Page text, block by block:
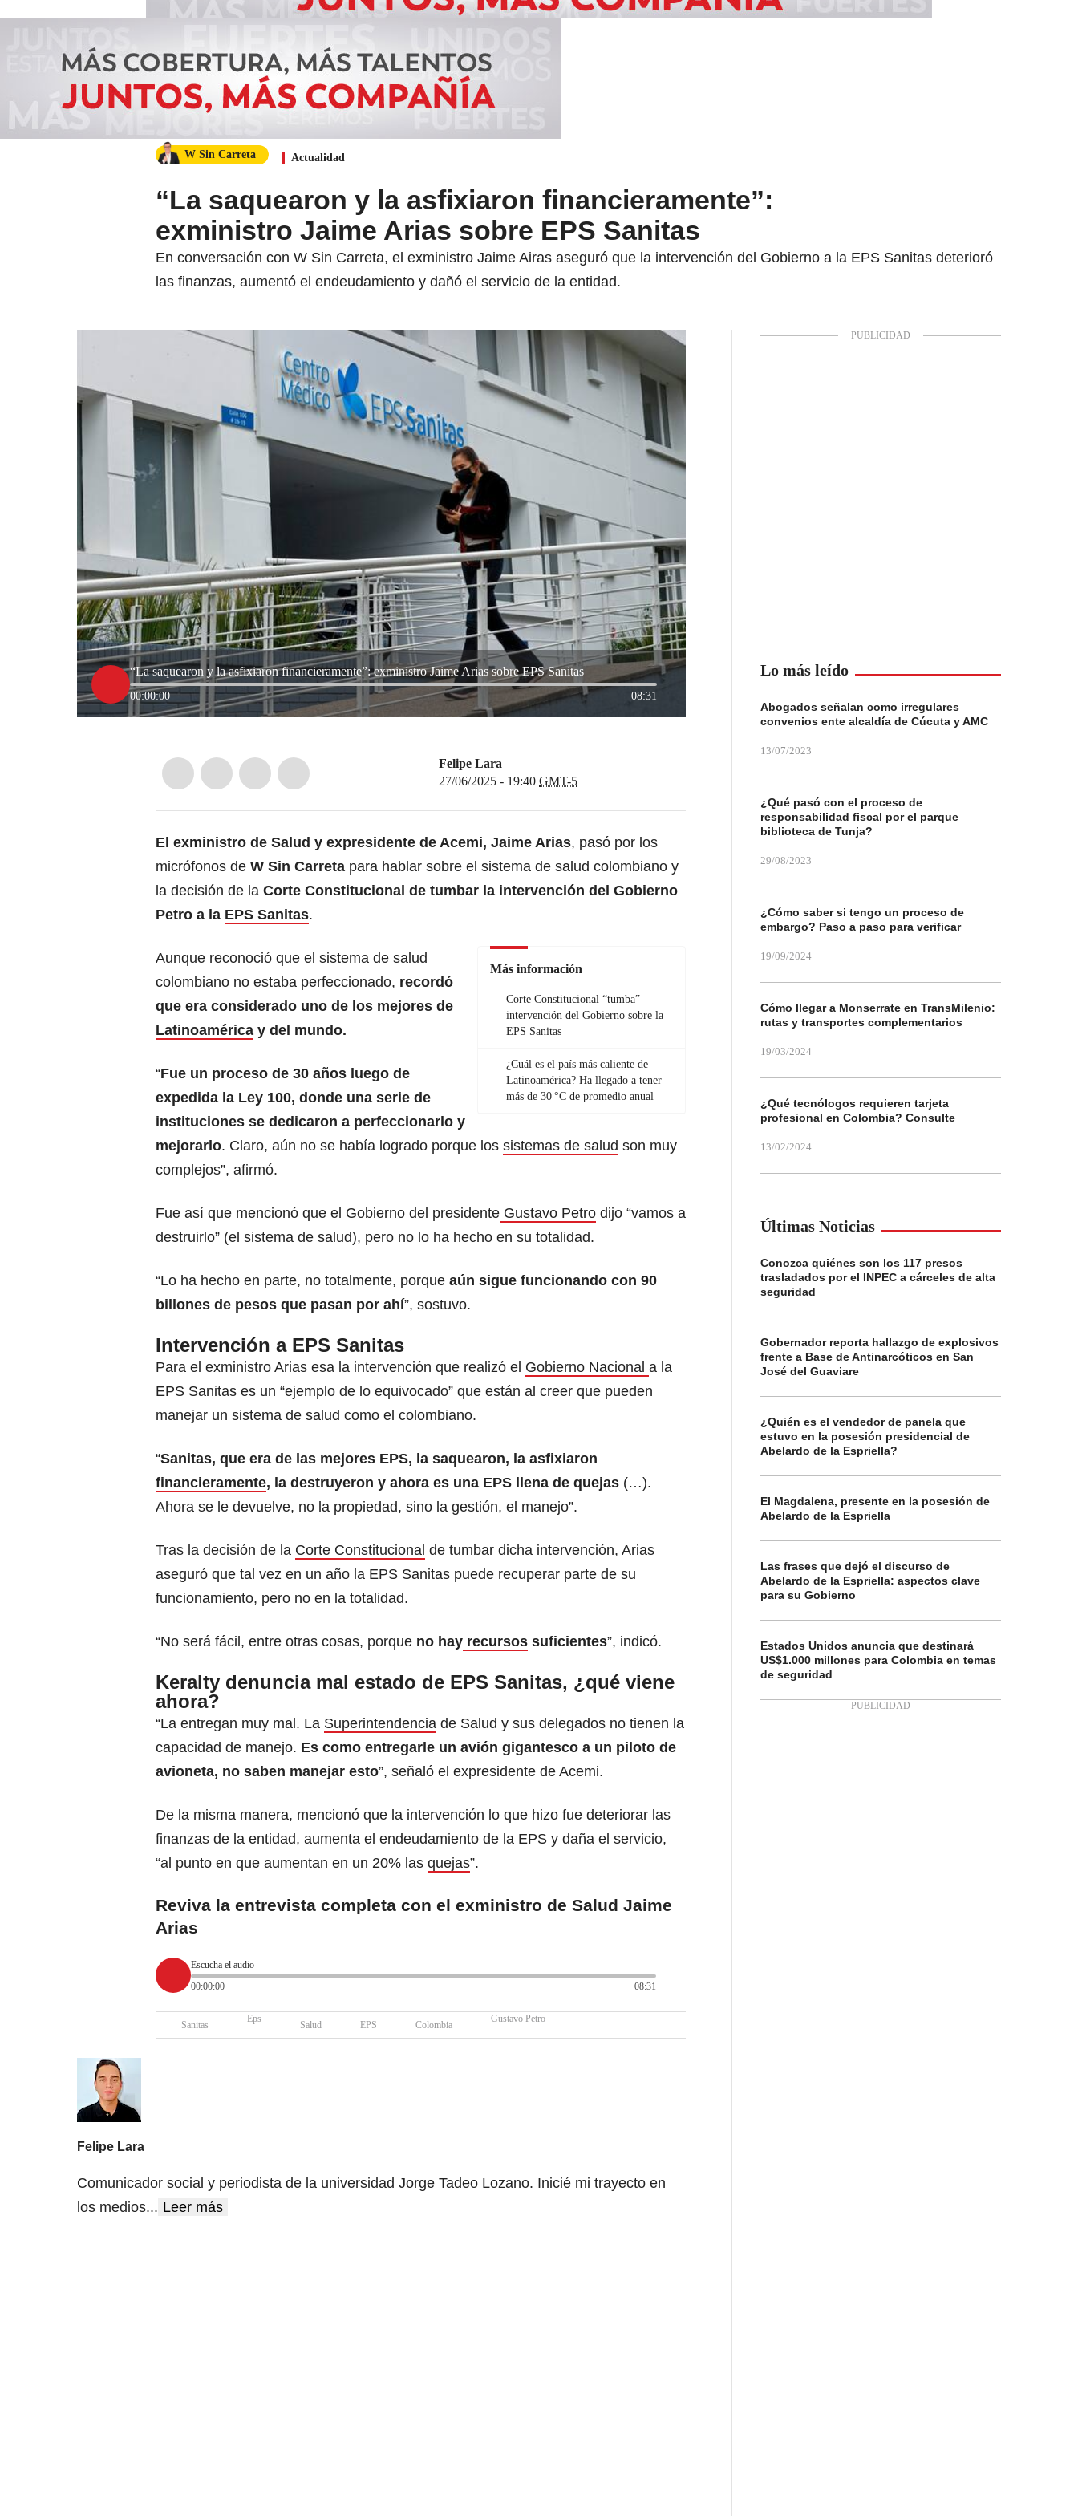
W Sin Carreta Actualidad
“La saquearon y la asfixiaron financieramente”:
exministro Jaime Arias sobre EPS Sanitas
En conversación con W Sin Carreta, el exministro Jaime Airas aseguró que la intervención del Gobierno a la EPS Sanitas deterioró
las finanzas, aumentó el endeudamiento y dañó el servicio de la entidad.
“La saquearon y la asfixiaron financieramente”: exministro Jaime Arias sobre EPS Sanitas
00:00:00 08:31
Felipe Lara
27/06/2025 - 19:40 GMT-5
El exministro de Salud y expresidente de Acemi, Jaime Arias, pasó por los
micrófonos de W Sin Carreta para hablar sobre el sistema de salud colombiano y
la decisión de la Corte Constitucional de tumbar la intervención del Gobierno
Petro a la EPS Sanitas.
Más información
Corte Constitucional “tumba”
intervención del Gobierno sobre la
EPS Sanitas
¿Cuál es el país más caliente de
Latinoamérica? Ha llegado a tener
más de 30 °C de promedio anual
Aunque reconoció que el sistema de salud
colombiano no estaba perfeccionado, recordó
que era considerado uno de los mejores de
Latinoamérica y del mundo.
“Fue un proceso de 30 años luego de
expedida la Ley 100, donde una serie de
instituciones se dedicaron a perfeccionarlo y
mejorarlo. Claro, aún no se había logrado porque los sistemas de salud son muy
complejos”, afirmó.
Fue así que mencionó que el Gobierno del presidente Gustavo Petro dijo “vamos a
destruirlo” (el sistema de salud), pero no lo ha hecho en su totalidad.
“Lo ha hecho en parte, no totalmente, porque aún sigue funcionando con 90
billones de pesos que pasan por ahí”, sostuvo.
Intervención a EPS Sanitas
Para el exministro Arias esa la intervención que realizó el Gobierno Nacional a la
EPS Sanitas es un “ejemplo de lo equivocado” que están al creer que pueden
manejar un sistema de salud como el colombiano.
“Sanitas, que era de las mejores EPS, la saquearon, la asfixiaron
financieramente, la destruyeron y ahora es una EPS llena de quejas (…).
Ahora se le devuelve, no la propiedad, sino la gestión, el manejo”.
Tras la decisión de la Corte Constitucional de tumbar dicha intervención, Arias
aseguró que tal vez en un año la EPS Sanitas puede recuperar parte de su
funcionamiento, pero no en la totalidad.
“No será fácil, entre otras cosas, porque no hay recursos suficientes”, indicó.
Keralty denuncia mal estado de EPS Sanitas, ¿qué viene
ahora?
“La entregan muy mal. La Superintendencia de Salud y sus delegados no tienen la
capacidad de manejo. Es como entregarle un avión gigantesco a un piloto de
avioneta, no saben manejar esto”, señaló el expresidente de Acemi.
De la misma manera, mencionó que la intervención lo que hizo fue deteriorar las
finanzas de la entidad, aumenta el endeudamiento de la EPS y daña el servicio,
“al punto en que aumentan en un 20% las quejas”.
Reviva la entrevista completa con el exministro de Salud Jaime
Arias
Escucha el audio
00:00:00
08:31
Sanitas
Eps
Salud EPS Colombia
Gustavo Petro
Felipe Lara
Comunicador social y periodista de la universidad Jorge Tadeo Lozano. Inicié mi trayecto en
los medios... Leer más
Lo más leído
Abogados señalan como irregulares
convenios ente alcaldía de Cúcuta y AMC
13/07/2023
¿Qué pasó con el proceso de
responsabilidad fiscal por el parque
biblioteca de Tunja?
29/08/2023
¿Cómo saber si tengo un proceso de
embargo? Paso a paso para verificar
19/09/2024
Cómo llegar a Monserrate en TransMilenio:
rutas y transportes complementarios
19/03/2024
¿Qué tecnólogos requieren tarjeta
profesional en Colombia? Consulte
13/02/2024
Últimas Noticias
Conozca quiénes son los 117 presos
trasladados por el INPEC a cárceles de alta
seguridad
Gobernador reporta hallazgo de explosivos
frente a Base de Antinarcóticos en San
José del Guaviare
¿Quién es el vendedor de panela que
estuvo en la posesión presidencial de
Abelardo de la Espriella?
El Magdalena, presente en la posesión de
Abelardo de la Espriella
Las frases que dejó el discurso de
Abelardo de la Espriella: aspectos clave
para su Gobierno
Estados Unidos anuncia que destinará
US$1.000 millones para Colombia en temas
de seguridad